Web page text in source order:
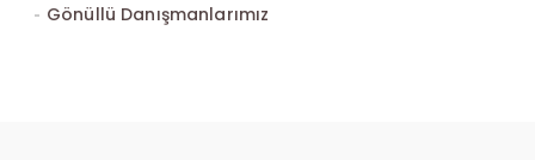
Gönüllü Danışmanlarımız